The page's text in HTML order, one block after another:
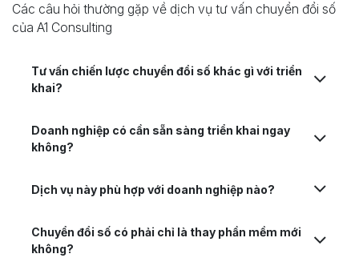
Các câu hỏi thường gặp về dịch vụ tư vấn chuyển đổi số
của A1 Consulting
Tư vấn chiến lược chuyển đổi số khác gì với triển
khai?
Doanh nghiệp có cần sẵn sàng triển khai ngay
không?
Dịch vụ này phù hợp với doanh nghiệp nào?
Chuyển đổi số có phải chỉ là thay phần mềm mới
không?